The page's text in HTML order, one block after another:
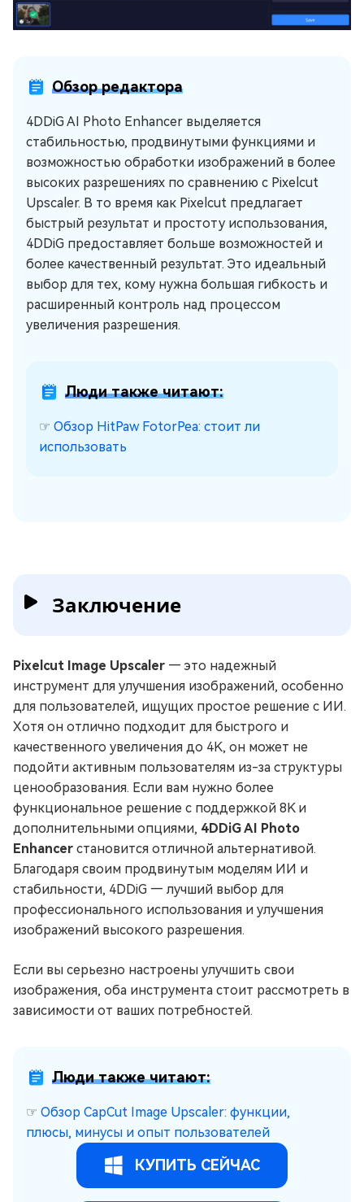
Обзор редактора
4DDiG AI Photo Enhancer выделяется
стабильностью, продвинутыми функциями и
возможностью обработки изображений в более
высоких разрешениях по сравнению с Pixelcut
Upscaler. В то время как Pixelcut предлагает
быстрый результат и простоту использования,
4DDiG предоставляет больше возможностей и
более качественный результат. Это идеальный
выбор для тех, кому нужна большая гибкость и
расширенный контроль над процессом
увеличения разрешения.
Люди также читают:
☞ Обзор HitPaw FotorPea: стоит ли
использовать
Заключение
Pixelcut Image Upscaler — это надежный
инструмент для улучшения изображений, особенно
для пользователей, ищущих простое решение с ИИ.
Хотя он отлично подходит для быстрого и
качественного увеличения до 4K, он может не
подойти активным пользователям из-за структуры
ценообразования. Если вам нужно более
функциональное решение с поддержкой 8K и
дополнительными опциями, 4DDiG AI Photo
Enhancer становится отличной альтернативой.
Благодаря своим продвинутым моделям ИИ и
стабильности, 4DDiG — лучший выбор для
профессионального использования и улучшения
изображений высокого разрешения.
Если вы серьезно настроены улучшить свои
изображения, оба инструмента стоит рассмотреть в
зависимости от ваших потребностей.
Люди также читают:
☞ Обзор CapCut Image Upscaler: функции,
плюсы, минусы и опыт пользователей
КУПИТЬ СЕЙЧАС